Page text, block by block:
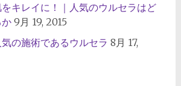
キレイに！｜人気のウルセラはど
9月 19, 2015
の施術であるウルセラ 8月 17,